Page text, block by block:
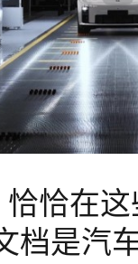
恰在
档是汽